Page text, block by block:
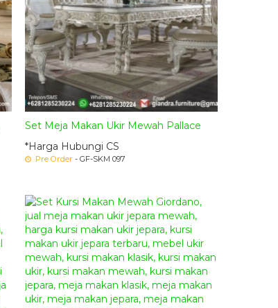
Set Meja Makan Ukir Mewah Pallace
*Harga Hubungi CS
Pre Order - GF-SKM 097